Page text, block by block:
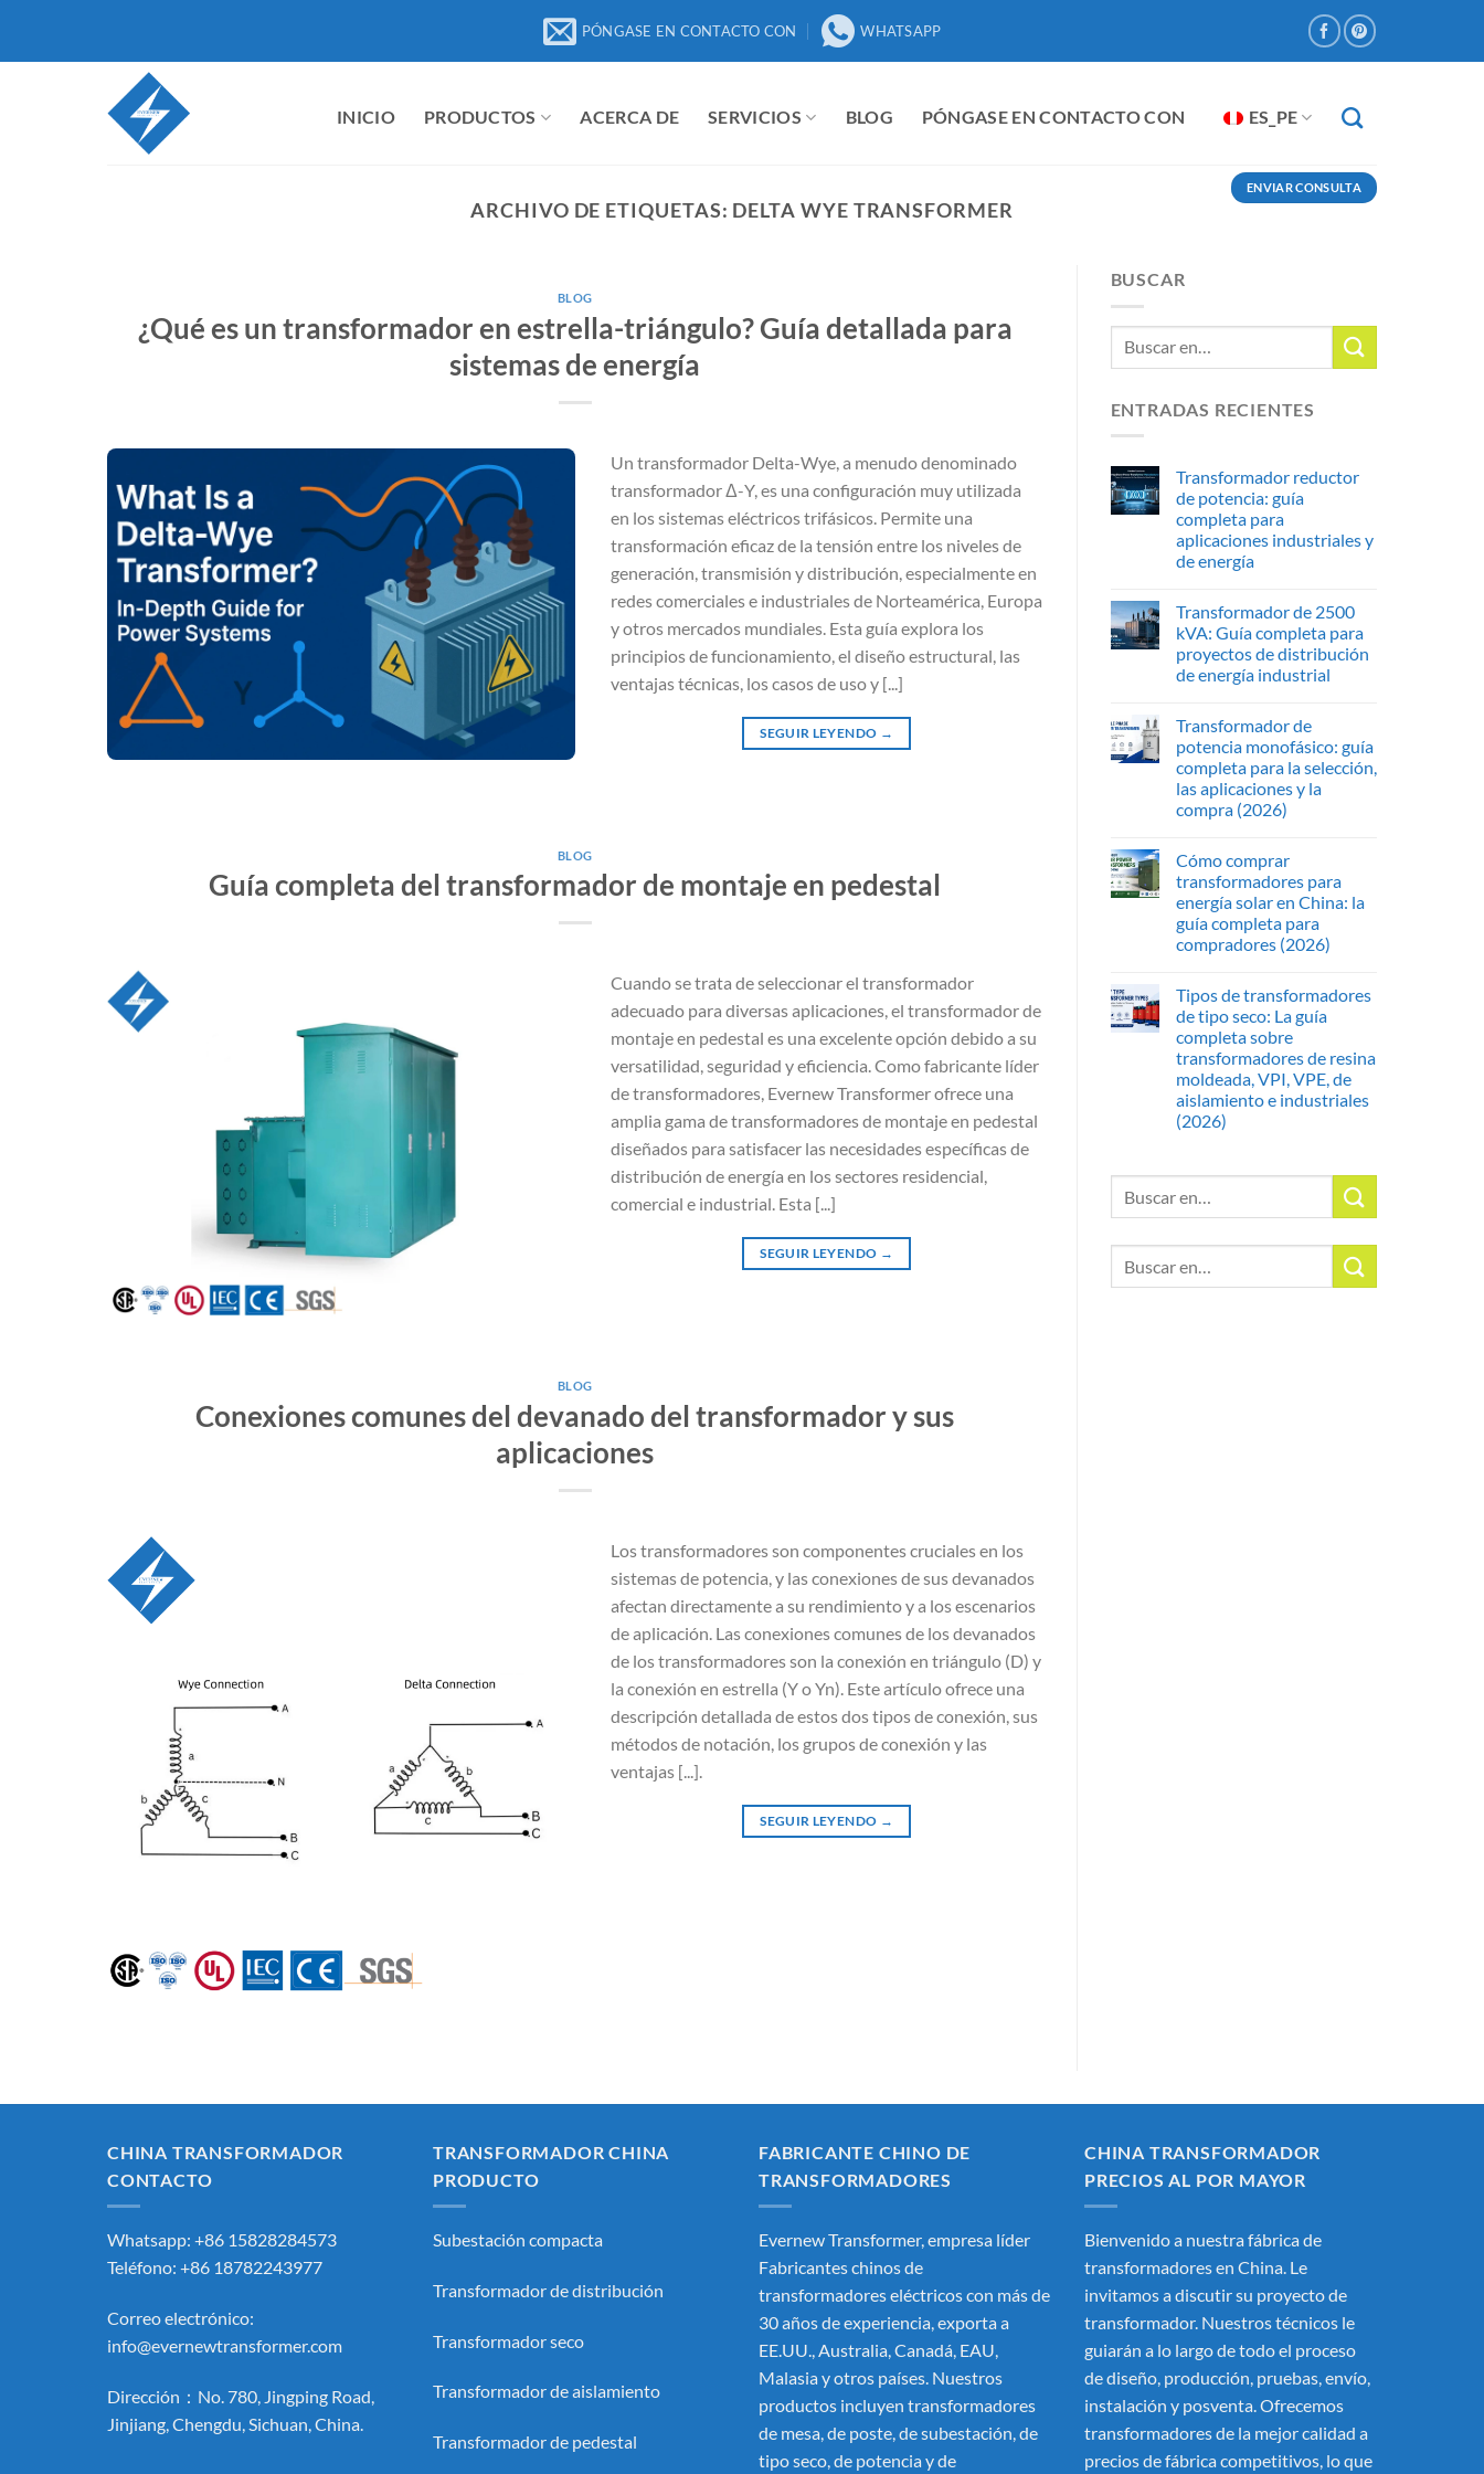
contenido
PÓNGASE EN CONTACTO CON WHATSAPP
INICIO PRODUCTOS ACERCA DE SERVICIOS BLOG PÓNGASE EN CONTACTO CON ES_PE
ENVIAR CONSULTA
ARCHIVO DE ETIQUETAS: DELTA WYE TRANSFORMER
BLOG
¿Qué es un transformador en estrella-triángulo? Guía detallada para
sistemas de energía
Un transformador Delta-Wye, a menudo denominado
transformador Δ-Y, es una configuración muy utilizada
en los sistemas eléctricos trifásicos. Permite una
transformación eficaz de la tensión entre los niveles de
generación, transmisión y distribución, especialmente en
redes comerciales e industriales de Norteamérica, Europa
y otros mercados mundiales. Esta guía explora los
principios de funcionamiento, el diseño estructural, las
ventajas técnicas, los casos de uso y [...]
SEGUIR LEYENDO →
BLOG
Guía completa del transformador de montaje en pedestal
Cuando se trata de seleccionar el transformador
adecuado para diversas aplicaciones, el transformador de
montaje en pedestal es una excelente opción debido a su
versatilidad, seguridad y eficiencia. Como fabricante líder
de transformadores, Evernew Transformer ofrece una
amplia gama de transformadores de montaje en pedestal
diseñados para satisfacer las necesidades específicas de
distribución de energía en los sectores residencial,
comercial e industrial. Esta [...]
SEGUIR LEYENDO →
BLOG
Conexiones comunes del devanado del transformador y sus
aplicaciones
Los transformadores son componentes cruciales en los
sistemas de potencia, y las conexiones de sus devanados
afectan directamente a su rendimiento y a los escenarios
de aplicación. Las conexiones comunes de los devanados
de los transformadores son la conexión en triángulo (D) y
la conexión en estrella (Y o Yn). Este artículo ofrece una
descripción detallada de estos dos tipos de conexión, sus
métodos de notación, los grupos de conexión y las
ventajas [...].
SEGUIR LEYENDO →
BUSCAR
ENTRADAS RECIENTES
Transformador reductor
de potencia: guía
completa para
aplicaciones industriales y
de energía
Transformador de 2500
kVA: Guía completa para
proyectos de distribución
de energía industrial
Transformador de
potencia monofásico: guía
completa para la selección,
las aplicaciones y la
compra (2026)
Cómo comprar
transformadores para
energía solar en China: la
guía completa para
compradores (2026)
Tipos de transformadores
de tipo seco: La guía
completa sobre
transformadores de resina
moldeada, VPI, VPE, de
aislamiento e industriales
(2026)
CHINA TRANSFORMADOR
CONTACTO
Whatsapp: +86 15828284573
Teléfono: +86 18782243977
Correo electrónico:
info@evernewtransformer.com
Dirección：No. 780, Jingping Road,
Jinjiang, Chengdu, Sichuan, China.
TRANSFORMADOR CHINA
PRODUCTO
Subestación compacta
Transformador de distribución
Transformador seco
Transformador de aislamiento
Transformador de pedestal
FABRICANTE CHINO DE
TRANSFORMADORES
Evernew Transformer, empresa líder
Fabricantes chinos de
transformadores eléctricoscon más de
30 años de experiencia, exporta a
EE.UU., Australia, Canadá, EAU,
Malasia y otros países. Nuestros
productos incluyen transformadores
de mesa, de poste, de subestación, de
tipo seco, de potencia y de
CHINA TRANSFORMADOR
PRECIOS AL POR MAYOR
Bienvenido a nuestra fábrica de
transformadores en China. Le
invitamos a discutir su proyecto de
transformador. Nuestros técnicos le
guiarán a lo largo de todo el proceso
de diseño, producción, pruebas, envío,
instalación y posventa. Ofrecemos
transformadores de la mejor calidad a
precios de fábrica competitivos, lo que